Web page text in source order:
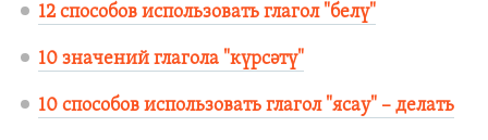
12 способов использовать глагол "белү"
10 значений глагола "күрсәтү"
10 способов использовать глагол "ясау" – делать